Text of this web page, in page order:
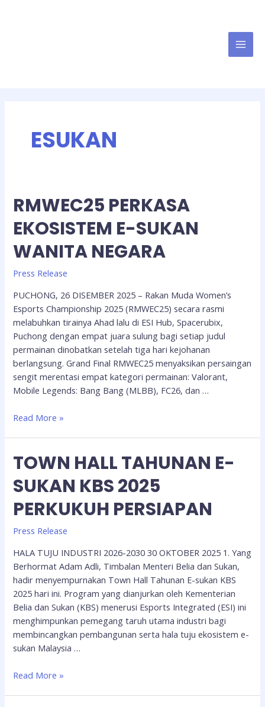
ESUKAN
RMWEC25 PERKASA
EKOSISTEM E-SUKAN
WANITA NEGARA
Press Release
PUCHONG, 26 DISEMBER 2025 – Rakan Muda Women’s
Esports Championship 2025 (RMWEC25) secara rasmi
melabuhkan tirainya Ahad lalu di ESI Hub, Spacerubix,
Puchong dengan empat juara sulung bagi setiap judul
permainan dinobatkan setelah tiga hari kejohanan
berlangsung. Grand Final RMWEC25 menyaksikan persaingan
sengit merentasi empat kategori permainan: Valorant,
Mobile Legends: Bang Bang (MLBB), FC26, dan …
Read More »
TOWN HALL TAHUNAN E-
SUKAN KBS 2025
PERKUKUH PERSIAPAN
Press Release
HALA TUJU INDUSTRI 2026-2030 30 OKTOBER 2025 1. Yang
Berhormat Adam Adli, Timbalan Menteri Belia dan Sukan,
hadir menyempurnakan Town Hall Tahunan E-sukan KBS
2025 hari ini. Program yang dianjurkan oleh Kementerian
Belia dan Sukan (KBS) menerusi Esports Integrated (ESI) ini
menghimpunkan pemegang taruh utama industri bagi
membincangkan pembangunan serta hala tuju ekosistem e-
sukan Malaysia …
Read More »